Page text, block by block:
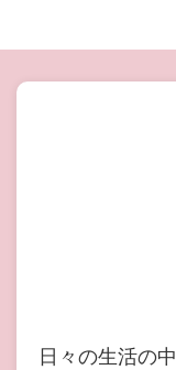
日々の生活の